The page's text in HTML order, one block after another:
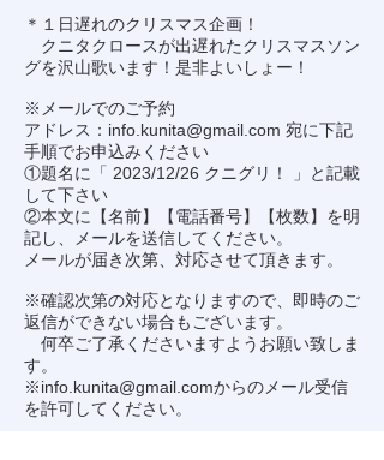
＊１日遅れのクリスマス企画！
クニタクロースが出遅れたクリスマスソン
グを沢山歌います！是非よいしょー！
※メールでのご予約
アドレス： info.kunita@gmail.com 宛に下記
手順でお申込みください
①題名に「 2023/12/26 クニグリ！ 」と記載
して下さい
②本文に【名前】【電話番号】【枚数】を明
記し、メールを送信してください。
メールが届き次第、対応させて頂きます。
※確認次第の対応となりますので、即時のご
返信ができない場合もございます。
何卒ご了承くださいますようお願い致しま
す。
※info.kunita@gmail.comからのメール受信
を許可してください。